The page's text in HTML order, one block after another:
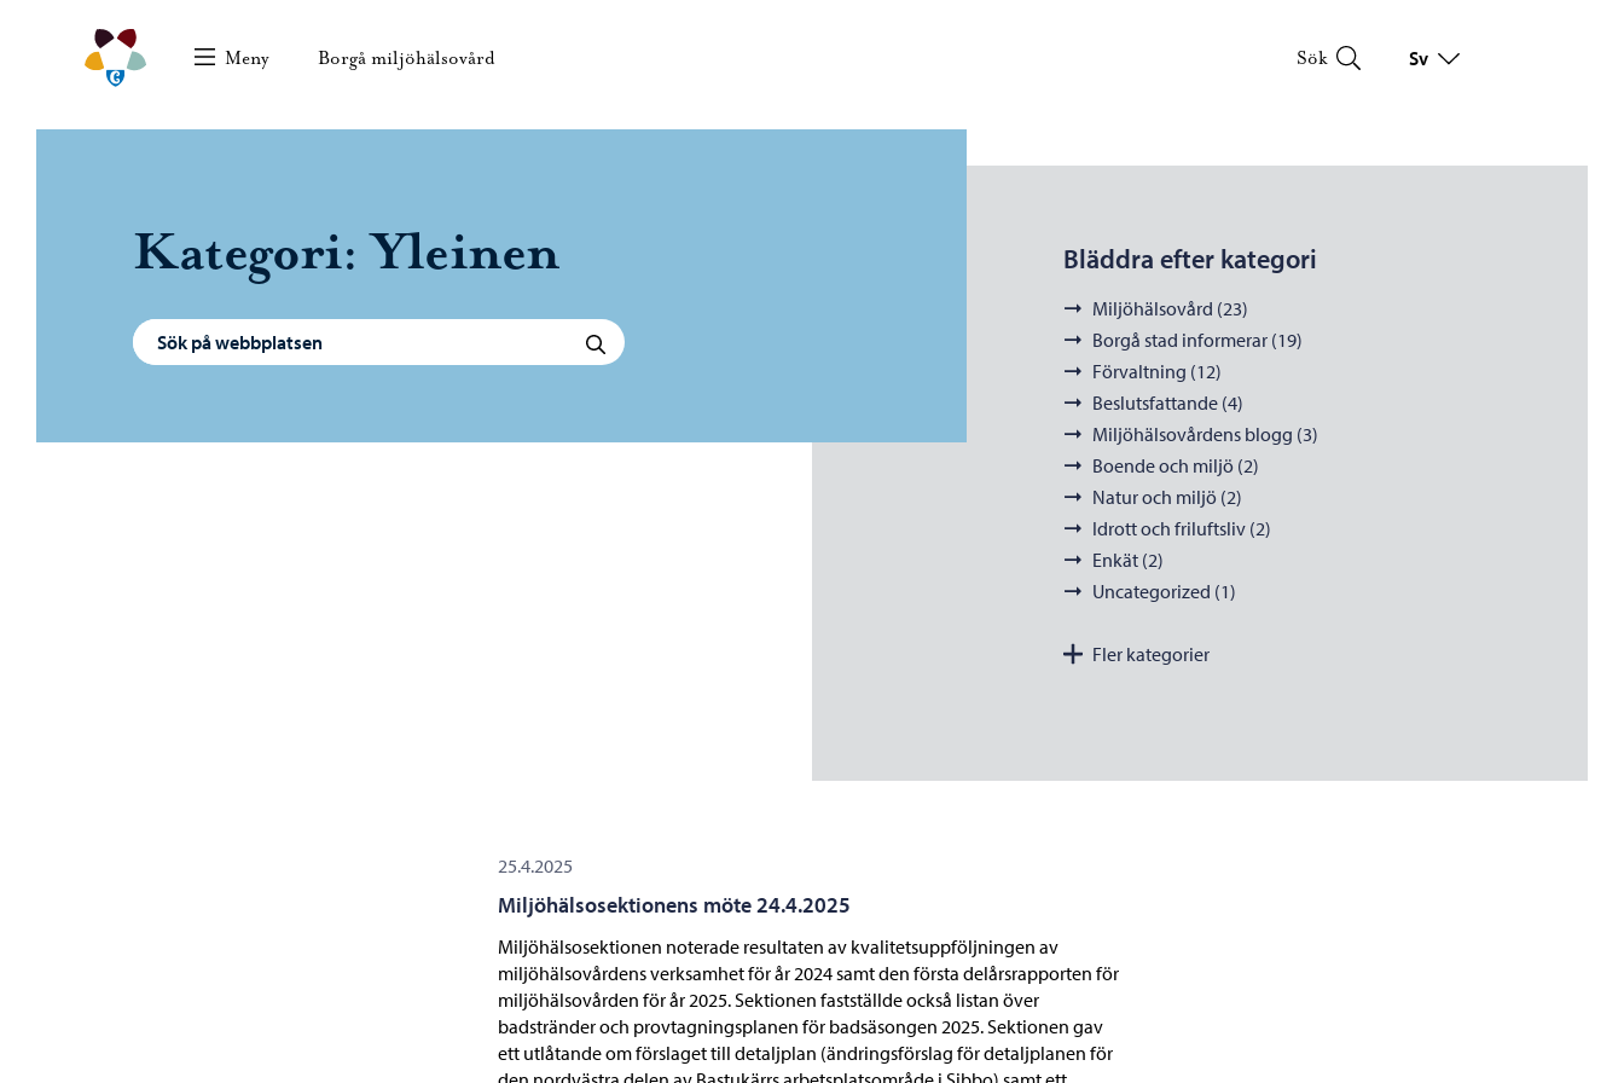
Meny Borgå miljöhälsovård Sök
Byt språk
Nuvarande språk: Svenska
Sv
Kategori:Yleinen
Sök efter: Sök
Bläddra efter kategori
Miljöhälsovård (23)
Borgå stad informerar (19)
Förvaltning (12)
Beslutsfattande (4)
Miljöhälsovårdens blogg (3)
Boende och miljö (2)
Natur och miljö (2)
Idrott och friluftsliv (2)
Enkät (2)
Uncategorized (1)
Fler kategorier
25.4.2025
Miljöhälsosektionens möte 24.4.2025
Miljöhälsosektionen noterade resultaten av kvalitetsuppföljningen av
miljöhälsovårdens verksamhet för år 2024 samt den första delårsrapporten för
miljöhälsovården för år 2025. Sektionen fastställde också listan över
badstränder och provtagningsplanen för badsäsongen 2025. Sektionen gav
ett utlåtande om förslaget till detaljplan (ändringsförslag för detaljplanen för